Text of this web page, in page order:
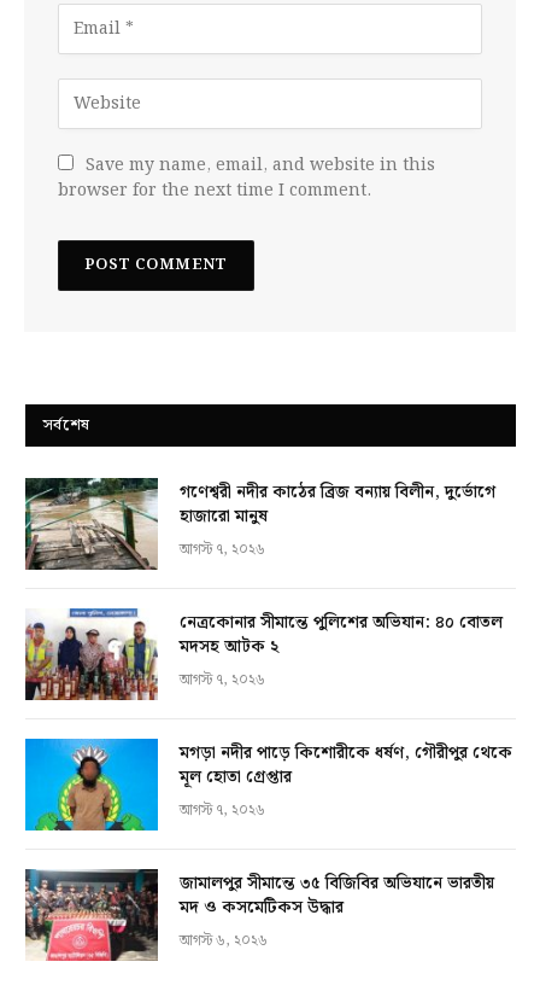
Save my name, email, and website in this
browser for the next time I comment.
সর্বশেষ
গণেশ্বরী নদীর কাঠের ব্রিজ বন্যায় বিলীন, দুর্ভোগে
হাজারো মানুষ
আগস্ট ৭, ২০২৬
নেত্রকোনার সীমান্তে পুলিশের অভিযান: ৪০ বোতল
মদসহ আটক ২
আগস্ট ৭, ২০২৬
মগড়া নদীর পাড়ে কিশোরীকে ধর্ষণ, গৌরীপুর থেকে
মূল হোতা গ্রেপ্তার
আগস্ট ৭, ২০২৬
জামালপুর সীমান্তে ৩৫ বিজিবির অভিযানে ভারতীয়
মদ ও কসমেটিকস উদ্ধার
আগস্ট ৬, ২০২৬